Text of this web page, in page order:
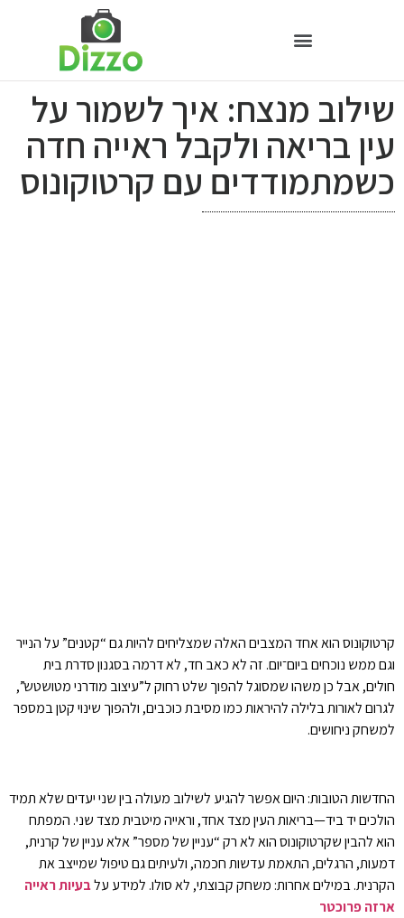
שילוב מנצח: איך לשמור על
עין בריאה ולקבל ראייה חדה
כשמתמודדים עם קרטוקונוס
קרטוקונוס הוא אחד המצבים האלה שמצליחים להיות גם “קטנים” על הנייר
וגם ממש נוכחים ביום־יום. זה לא כאב חד, לא דרמה בסגנון סדרת בית
חולים, אבל כן משהו שמסוגל להפוך שלט רחוק ל”עיצוב מודרני מטושטש”,
לגרום לאורות בלילה להיראות כמו מסיבת כוכבים, ולהפוך שינוי קטן במספר
למשחק ניחושים.
החדשות הטובות: היום אפשר להגיע לשילוב מעולה בין שני יעדים שלא תמיד
הולכים יד ביד—בריאות העין מצד אחד, וראייה מיטבית מצד שני. המפתח
הוא להבין שקרטוקונוס הוא לא רק “עניין של מספר” אלא עניין של קרנית,
דמעות, הרגלים, התאמת עדשות חכמה, ולעיתים גם טיפול שמייצב את
הקרנית. במילים אחרות: משחק קבוצתי, לא סולו. למידע עלבעיות ראייה
ארזה פרוכטר